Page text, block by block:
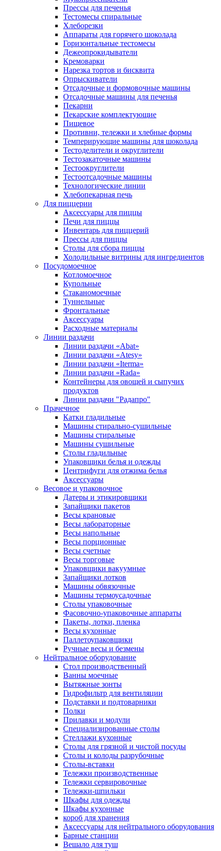
Прессы для печенья
Тестомесы спиральные
Хлеборезки
Аппараты для горячего шоколада
Горизонтальные тестомесы
Дежеопрокидыватели
Кремоварки
Нарезка тортов и бисквита
Опрыскиватели
Отсадочные и формовочные машины
Отсадочные машины для печенья
Пекарни
Пекарские комплектующие
Пищевое
Противни, тележки и хлебные формы
Темперирующие машины для шоколада
Тестоделители и округлители
Тестозакаточные машины
Тестоокруглители
Тестоотсадочные машины
Технологические линии
Хлебопекарная печь
Для пиццерии
Аксессуары для пиццы
Печи для пиццы
Инвентарь для пиццерий
Прессы для пиццы
Столы для сбора пиццы
Холодильные витрины для ингредиентов
Посудомоечное
Котломоечное
Купольные
Стаканомоечные
Туннельные
Фронтальные
Аксессуары
Расходные материалы
Линии раздачи
Линии раздачи «Abat»
Линии раздачи «Atesy»
Линии раздачи «Iterma»
Линии раздачи «Rada»
Контейнеры для овощей и сыпучих
продуктов
Линии раздачи "Радапро"
Прачечное
Катки гладильные
Машины стирально-сушильные
Машины стиральные
Машины сушильные
Столы гладильные
Упаковщики белья и одежды
Центрифуги для отжима белья
Аксессуары
Весовое и упаковочное
Датеры и этикировщики
Запайщики пакетов
Весы крановые
Весы лабораторные
Весы напольные
Весы порционные
Весы счетные
Весы торговые
Упаковщики вакуумные
Запайщики лотков
Машины обвязочные
Машины термоусадочные
Столы упаковочные
Фасовочно-упаковочные аппараты
Пакеты, лотки, пленка
Весы кухонные
Паллетоупаковщики
Ручные весы и безмены
Нейтральное оборудование
Cтол производственный
Ванны моечные
Вытяжные зонты
Гидрофильтр для вентиляции
Подставки и подтоварники
Полки
Прилавки и модули
Специализированные столы
Стеллажи кухонные
Столы для грязной и чистой посуды
Столы и колоды разрубочные
Столы-вставки
Тележки производственные
Тележки сервировочные
Тележки-шпильки
Шкафы для одежды
Шкафы кухонные
короб для хранения
Аксессуары для нейтрального оборудования
Барные станции
Вешало для туш